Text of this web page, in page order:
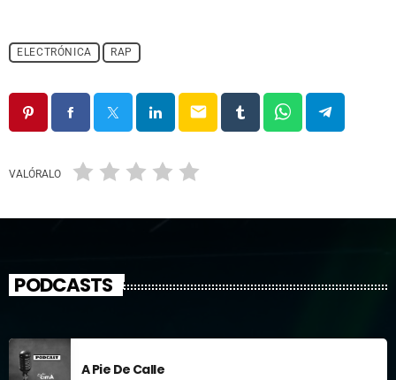
ELECTRÓNICA RAP
email
VALÓRALO
PODCASTS
A Pie De Calle